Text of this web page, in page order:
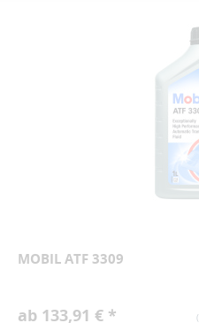
MOBIL ATF 3309
(
ab 133,91 € *